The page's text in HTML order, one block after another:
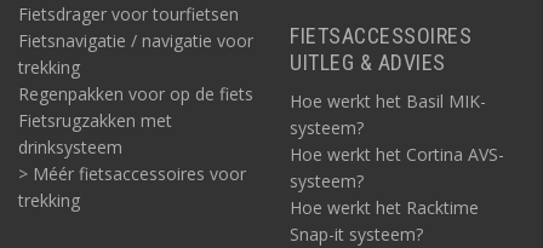
Fietsdrager voor tourfietsen
Fietsnavigatie / navigatie voor
trekking
Regenpakken voor op de fiets
Fietsrugzakken met
drinksysteem
> Méér fietsaccessoires voor
trekking
FIETSACCESSOIRES
UITLEG & ADVIES
Hoe werkt het Basil MIK-
systeem?
Hoe werkt het Cortina AVS-
systeem?
Hoe werkt het Racktime
Snap-it systeem?